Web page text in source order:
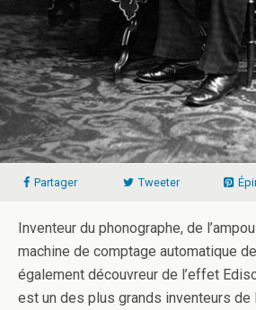
Partager Tweeter
Inventeur du phonographe, de
machine de comptage automatique
également découvreur de l’effet
est un des plus grands inventeurs de